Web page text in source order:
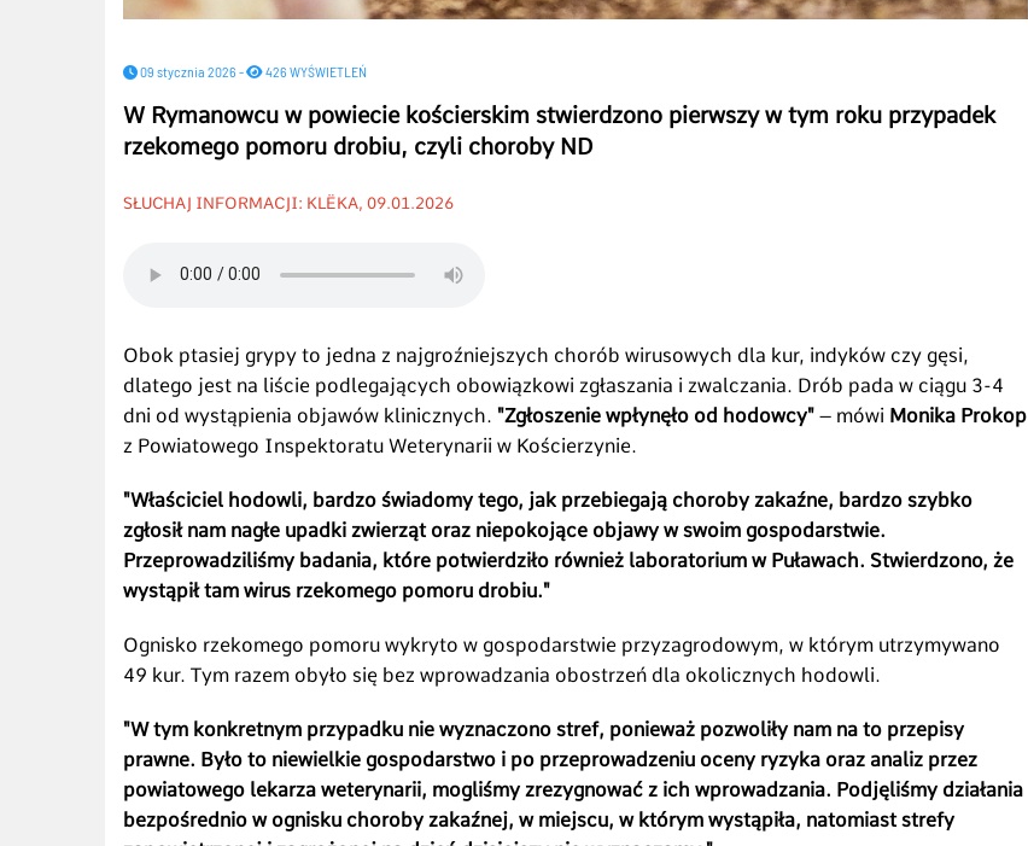
09 stycznia 2026 - 426 WYŚWIETLEŃ
W Rymanowcu w powiecie kościerskim stwierdzono pierwszy w tym roku przypadek
rzekomego pomoru drobiu, czyli choroby ND
SŁUCHAJ INFORMACJI: KLËKA, 09.01.2026
Obok ptasiej grypy to jedna z najgroźniejszych chorób wirusowych dla kur, indyków czy gęsi,
dlatego jest na liście podlegających obowiązkowi zgłaszania i zwalczania. Drób pada w ciągu 3-4
dni od wystąpienia objawów klinicznych. "Zgłoszenie wpłynęło od hodowcy" – mówi Monika Prokop
z Powiatowego Inspektoratu Weterynarii w Kościerzynie.
"Właściciel hodowli, bardzo świadomy tego, jak przebiegają choroby zakaźne, bardzo szybko
zgłosił nam nagłe upadki zwierząt oraz niepokojące objawy w swoim gospodarstwie.
Przeprowadziliśmy badania, które potwierdziło również laboratorium w Puławach. Stwierdzono, że
wystąpił tam wirus rzekomego pomoru drobiu."
Ognisko rzekomego pomoru wykryto w gospodarstwie przyzagrodowym, w którym utrzymywano
49 kur. Tym razem obyło się bez wprowadzania obostrzeń dla okolicznych hodowli.
"W tym konkretnym przypadku nie wyznaczono stref, ponieważ pozwoliły nam na to przepisy
prawne. Było to niewielkie gospodarstwo i po przeprowadzeniu oceny ryzyka oraz analiz przez
powiatowego lekarza weterynarii, mogliśmy zrezygnować z ich wprowadzania. Podjęliśmy działania
bezpośrednio w ognisku choroby zakaźnej, w miejscu, w którym wystąpiła, natomiast strefy